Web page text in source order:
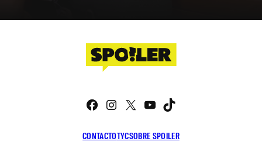
CONTACTOTYCSOBRE SPOILER
Facebook
Instagram
X YouTube